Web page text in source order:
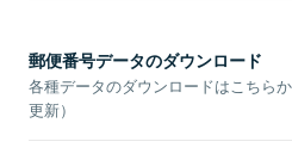
郵便番号データのダウンロード
各種データのダウンロードはこちら
更新）